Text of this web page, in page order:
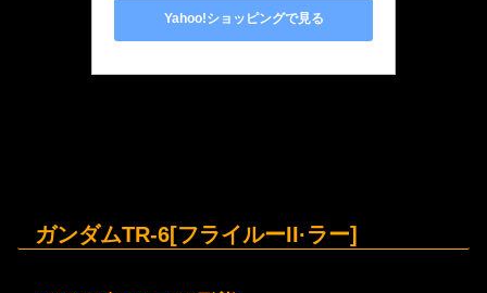
Yahoo!ショッピングで見る
ガンダムTR-6[フライルーII·ラー]